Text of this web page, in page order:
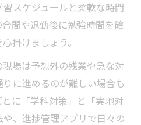
スケジュールと柔軟な時間
間や退勤後に勉強時間を確
掛けましょう。
場は予想外の残業や急な対
に進めるのが難しい場合も
に「学科対策」と「実地対
、進捗管理アプリで日々の